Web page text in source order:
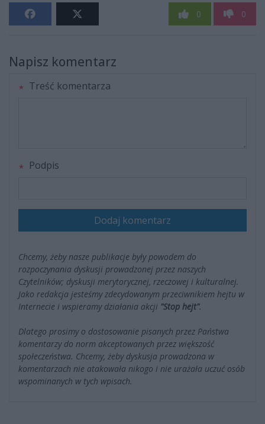
0 0
Napisz komentarz
Treść komentarza
Podpis
Dodaj komentarz
Chcemy, żeby nasze publikacje były powodem do
rozpoczynania dyskusji prowadzonej przez naszych
Czytelników; dyskusji merytorycznej, rzeczowej i kulturalnej.
Jako redakcja jesteśmy zdecydowanym przeciwnikiem hejtu w
Internecie i wspieramy działania akcji "Stop hejt".
Dlatego prosimy o dostosowanie pisanych przez Państwa
komentarzy do norm akceptowanych przez większość
społeczeństwa. Chcemy, żeby dyskusja prowadzona w
komentarzach nie atakowała nikogo i nie urażała uczuć osób
wspominanych w tych wpisach.